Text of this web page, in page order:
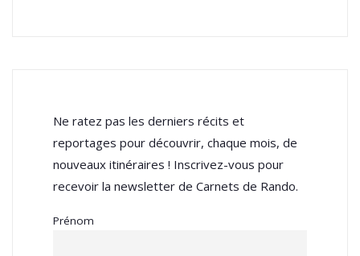
Ne ratez pas les derniers récits et
reportages pour découvrir, chaque mois, de
nouveaux itinéraires ! Inscrivez-vous pour
recevoir la newsletter de Carnets de Rando.
Prénom